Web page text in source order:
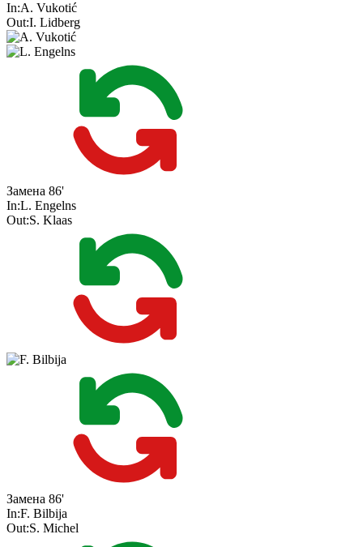
In:A. Vukotić
Out:I. Lidberg
Замена 86'
In:L. Engelns
Out:S. Klaas
Замена 86'
In:F. Bilbija
Out:S. Michel